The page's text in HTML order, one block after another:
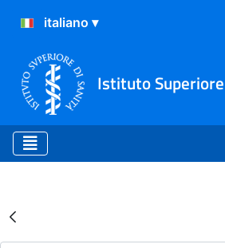
Istituto
Risultati della